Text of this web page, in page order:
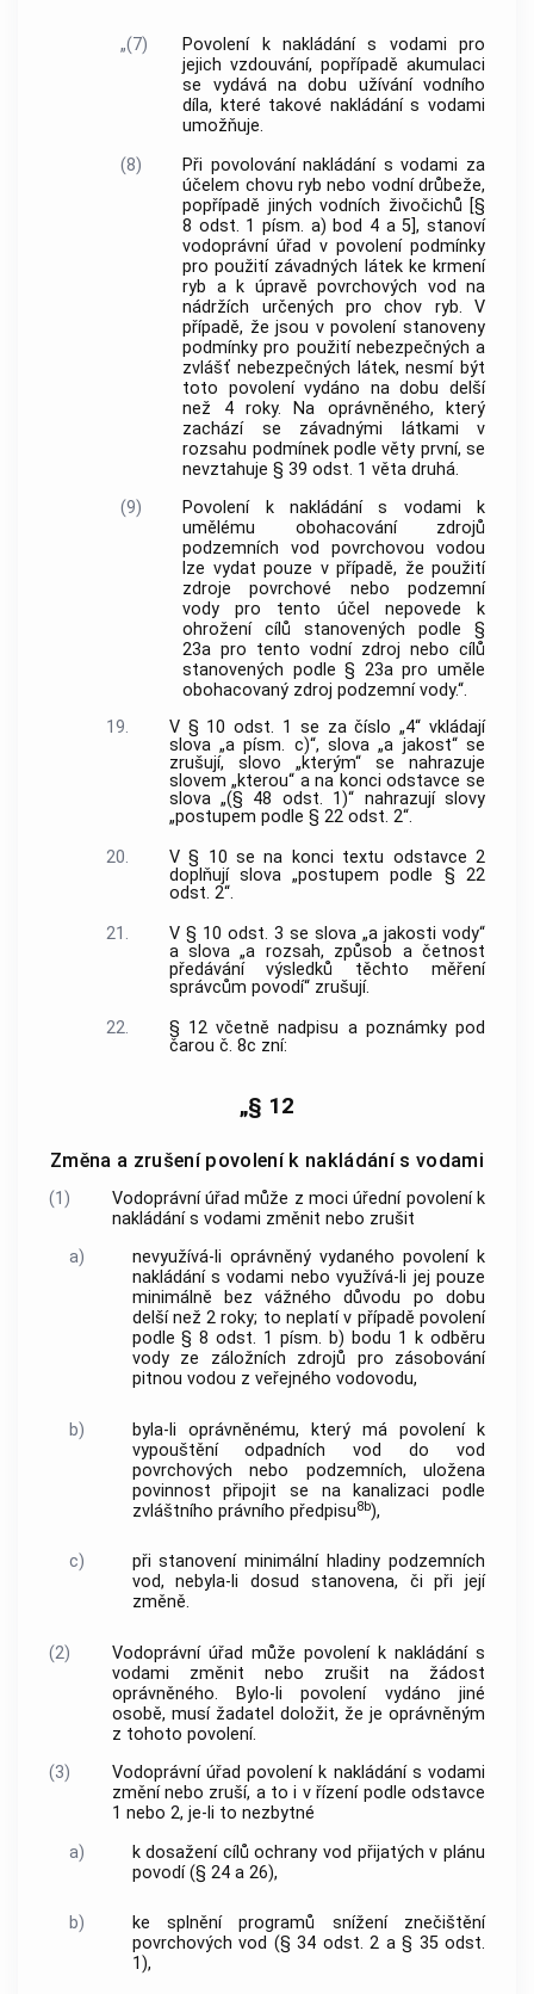
„(7)
Povolení k nakládání s vodami pro
jejich vzdouvání, popřípadě akumulaci
se vydává na dobu užívání vodního
díla, které takové nakládání s vodami
umožňuje.
(8)
Při povolování nakládání s vodami za
účelem chovu ryb nebo vodní drůbeže,
popřípadě jiných vodních živočichů [§
8 odst. 1 písm. a) bod 4 a 5], stanoví
vodoprávní úřad v povolení podmínky
pro použití závadných látek ke krmení
ryb a k úpravě povrchových vod na
nádržích určených pro chov ryb. V
případě, že jsou v povolení stanoveny
podmínky pro použití nebezpečných a
zvlášť nebezpečných látek, nesmí být
toto povolení vydáno na dobu delší
než 4 roky. Na oprávněného, který
zachází se závadnými látkami v
rozsahu podmínek podle věty první, se
nevztahuje § 39 odst. 1 věta druhá.
(9)
Povolení k nakládání s vodami k
umělému obohacování zdrojů
podzemních vod povrchovou vodou
lze vydat pouze v případě, že použití
zdroje povrchové nebo podzemní
vody pro tento účel nepovede k
ohrožení cílů stanovených podle §
23a pro tento vodní zdroj nebo cílů
stanovených podle § 23a pro uměle
obohacovaný zdroj podzemní vody.“.
19.
V § 10 odst. 1 se za číslo „4“ vkládají
slova „a písm. c)“, slova „a jakost“ se
zrušují, slovo „kterým“ se nahrazuje
slovem „kterou“ a na konci odstavce se
slova „(§ 48 odst. 1)“ nahrazují slovy
„postupem podle § 22 odst. 2“.
20.
V § 10 se na konci textu odstavce 2
doplňují slova „postupem podle § 22
odst. 2“.
21.
V § 10 odst. 3 se slova „a jakosti vody“
a slova „a rozsah, způsob a četnost
předávání výsledků těchto měření
správcům povodí“ zrušují.
22.
§ 12 včetně nadpisu a poznámky pod
čarou č. 8c zní:
„§ 12
Změna a zrušení povolení k nakládání s vodami
(1)
Vodoprávní úřad může z moci úřední povolení k
nakládání s vodami změnit nebo zrušit
a)
nevyužívá-li oprávněný vydaného povolení k
nakládání s vodami nebo využívá-li jej pouze
minimálně bez vážného důvodu po dobu
delší než 2 roky; to neplatí v případě povolení
podle § 8 odst. 1 písm. b) bodu 1 k odběru
vody ze záložních zdrojů pro zásobování
pitnou vodou z veřejného vodovodu,
b)
byla-li oprávněnému, který má povolení k
vypouštění odpadních vod do vod
povrchových nebo podzemních, uložena
povinnost připojit se na kanalizaci podle
zvláštního právního předpisu8b),
c)
při stanovení minimální hladiny podzemních
vod, nebyla-li dosud stanovena, či při její
změně.
(2)
Vodoprávní úřad může povolení k nakládání s
vodami změnit nebo zrušit na žádost
oprávněného. Bylo-li povolení vydáno jiné
osobě, musí žadatel doložit, že je oprávněným
z tohoto povolení.
(3)
Vodoprávní úřad povolení k nakládání s vodami
změní nebo zruší, a to i v řízení podle odstavce
1 nebo 2, je-li to nezbytné
a)
k dosažení cílů ochrany vod přijatých v plánu
povodí (§ 24 a 26),
b)
ke splnění programů snížení znečištění
povrchových vod (§ 34 odst. 2 a § 35 odst.
1),